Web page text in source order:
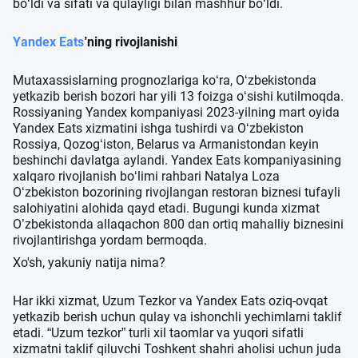
bo‘ldi va sifati va qulayligi bilan mashhur bo‘ldi.
Yandex Eats’ning rivojlanishi
Mutaxassislarning prognozlariga ko‘ra, O‘zbekistonda
yetkazib berish bozori har yili 13 foizga o‘sishi kutilmoqda.
Rossiyaning Yandex kompaniyasi 2023-yilning mart oyida
Yandex Eats xizmatini ishga tushirdi va O‘zbekiston
Rossiya, Qozog‘iston, Belarus va Armanistondan keyin
beshinchi davlatga aylandi. Yandex Eats kompaniyasining
xalqaro rivojlanish boʻlimi rahbari Natalya Loza
Oʻzbekiston bozorining rivojlangan restoran biznesi tufayli
salohiyatini alohida qayd etadi. Bugungi kunda xizmat
O’zbekistonda allaqachon 800 dan ortiq mahalliy biznesini
rivojlantirishga yordam bermoqda.
Xo'sh, yakuniy natija nima?
Har ikki xizmat, Uzum Tezkor va Yandex Eats oziq-ovqat
yetkazib berish uchun qulay va ishonchli yechimlarni taklif
etadi. “Uzum tezkor” turli xil taomlar va yuqori sifatli
xizmatni taklif qiluvchi Toshkent shahri aholisi uchun juda